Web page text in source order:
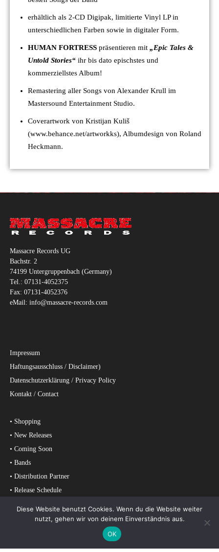
erhältlich als 2-CD Digipak, limitierte Vinyl LP in
unterschiedlichen Farben sowie in digitaler Form.
HUMAN FORTRESS präsentieren mit „Epic Tales &
Untold Stories“ ihr bis dato epischstes und
kommerziellstes Album!
Remastering aller Songs von Alexander Krull im
Mastersound Entertainment Studio.
Coverartwork von Kristijan Kuliš
(www.behance.net/artworkks), Albumdesign von Roland
Heckmann.
Massacre Records UG
Bachstr. 2
74199 Untergruppenbach (Germany)
Tel.: 07131-4052375
Fax: 07131-4052376
eMail: info@massacre-records.com
Impressum
Haftungsausschluss / Disclaimer)
Datenschutzerklärung / Privacy Policy
Kontakt / Contact
• Shopping
• New Releases
• Coming Soon
• Bands
• Distribution Partner
• Release Schedule
Diese Website benutzt Cookies. Wenn du die Website weiter
nutzt, gehen wir von deinem Einverständnis aus.
OK